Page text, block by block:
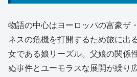
物語の中心はヨーロッパの富豪ザ
ネスの危機を打開するため旅に出
女である娘リーズル。父娘の関係
ぬ事件とユーモラスな展開が繰り